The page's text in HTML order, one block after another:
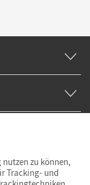
zu können,
Tracking- und